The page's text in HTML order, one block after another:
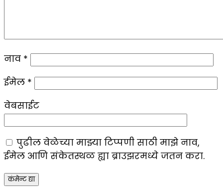
नाव *
ईमेल *
वेबसाईट
पुढील वेळेच्या माझ्या टिप्पणी साठी माझे नाव,
ईमेल आणि संकेतस्थळ ह्या ब्राउझरमध्ये जतन करा.